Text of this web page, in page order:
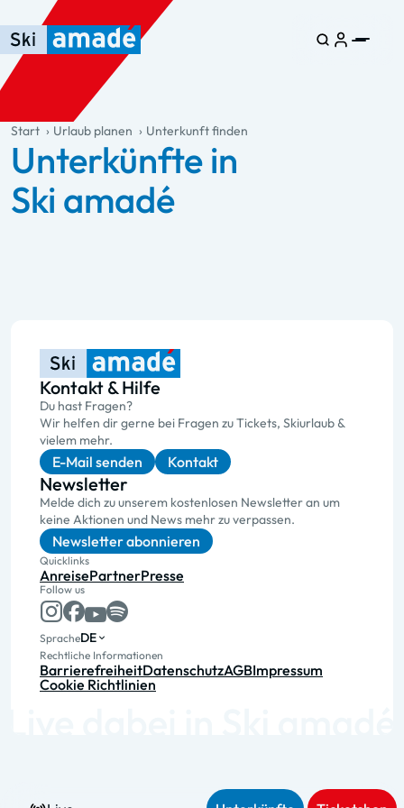
Zum Haupt-Inhalt springen
Springe zur Tabelle
Zur Haupt-Navigation springen
general.table-of-content
Start Urlaub planen Unterkunft finden
Unterkünfte in
Ski amadé
Kontakt & Hilfe
Du hast Fragen?
Wir helfen dir gerne bei Fragen zu Tickets, Skiurlaub &
vielem mehr.
E-Mail senden Kontakt
Newsletter
Melde dich zu unserem kostenlosen Newsletter an um
keine Aktionen und News mehr zu verpassen.
Newsletter abonnieren
Quicklinks
AnreisePartnerPresse
Follow us
SpracheDE
Rechtliche Informationen
BarrierefreiheitDatenschutzAGBImpressum
Cookie Richtlinien